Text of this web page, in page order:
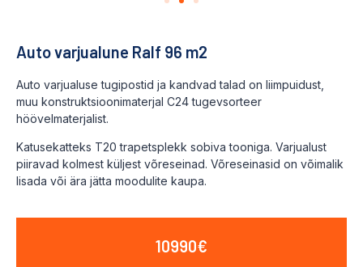
Auto varjualune Ralf 96 m2
Auto varjualuse tugipostid ja kandvad talad on liimpuidust,
muu konstruktsioonimaterjal C24 tugevsorteer
höövelmaterjalist.
Katusekatteks T20 trapetsplekk sobiva tooniga. Varjualust
piiravad kolmest küljest võreseinad. Võreseinasid on võimalik
lisada või ära jätta moodulite kaupa.
10990€